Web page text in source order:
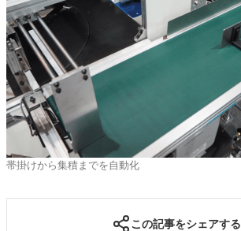
帯掛けから集積までを自動化
この記事をシェアする